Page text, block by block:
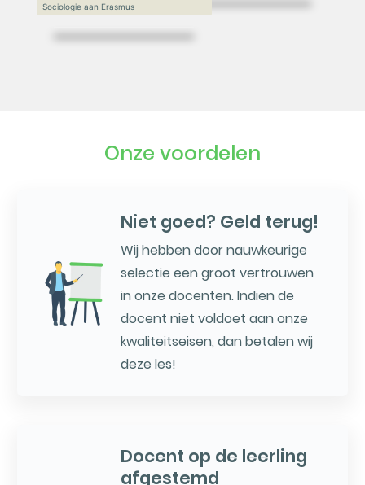
Sociologie aan Erasmus
Onze voordelen
Niet goed? Geld terug!
Wij hebben door nauwkeurige
selectie een groot vertrouwen
in onze docenten. Indien de
docent niet voldoet aan onze
kwaliteitseisen, dan betalen wij
deze les!
Docent op de leerling
afgestemd